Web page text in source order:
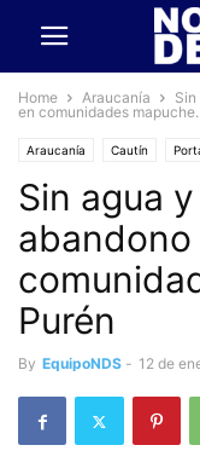
Home Araucanía
en comunidades
Araucanía Cautín
Sin agua
Purén
By EquipoNDS - 12 de